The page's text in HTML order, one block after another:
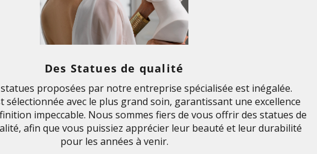
Des Statues de qualité
proposées par notre entreprise spécialisée est inégalée.
sélectionnée avec le plus grand soin, garantissant une excellence
impeccable. Nous sommes fiers de vous offrir des statues de
afin que vous puissiez apprécier leur beauté et leur durabilité
pour les années à venir.